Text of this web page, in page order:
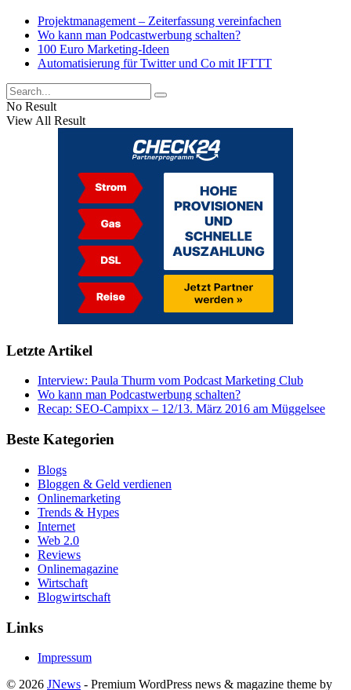
Projektmanagement – Zeiterfassung vereinfachen
Wo kann man Podcastwerbung schalten?
100 Euro Marketing-Ideen
Automatisierung für Twitter und Co mit IFTTT
No Result
View All Result
Letzte Artikel
Interview: Paula Thurm vom Podcast Marketing Club
Wo kann man Podcastwerbung schalten?
Recap: SEO-Campixx – 12/13. März 2016 am Müggelsee
Beste Kategorien
Blogs
Bloggen & Geld verdienen
Onlinemarketing
Trends & Hypes
Internet
Web 2.0
Reviews
Onlinemagazine
Wirtschaft
Blogwirtschaft
Links
Impressum
© 2026 JNews - Premium WordPress news & magazine theme by